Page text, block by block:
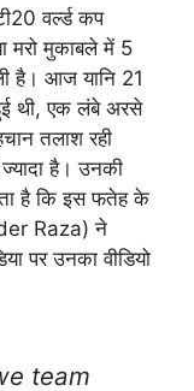
वर्ल्ड कप
मरो मुकाबले में 5
है। आज यानि 21
हुई थी, एक लंबे अरसे
तलाश रही
है। उनकी
है कि इस फतेह के
Raza) ने
पर उनका वीडियो
team